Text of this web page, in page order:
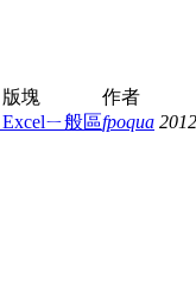
版塊 作者
Excelㄧ般區fpoqua